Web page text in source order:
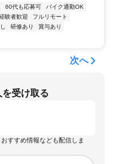
60代も応募可
バイク通勤OK
験者歓迎
フルリモート
研修あり
賞与あり
次へ
受け取る
すすめ情報なども配信しま